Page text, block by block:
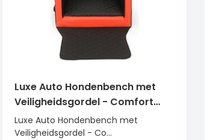
Luxe Auto Hondenbench met
Veiligheidsgordel - Comfort
Plus 55x70 cm
Luxe Auto Hondenbench met
Veiligheidsgordel - Co...